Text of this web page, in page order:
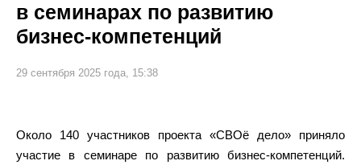
в семинарах по развитию
бизнес-компетенций
29 сентября 2025 года, 15:38
Около 140 участников проекта «СВОё дело» приняло
участие в семинаре по развитию бизнес-компетенций.